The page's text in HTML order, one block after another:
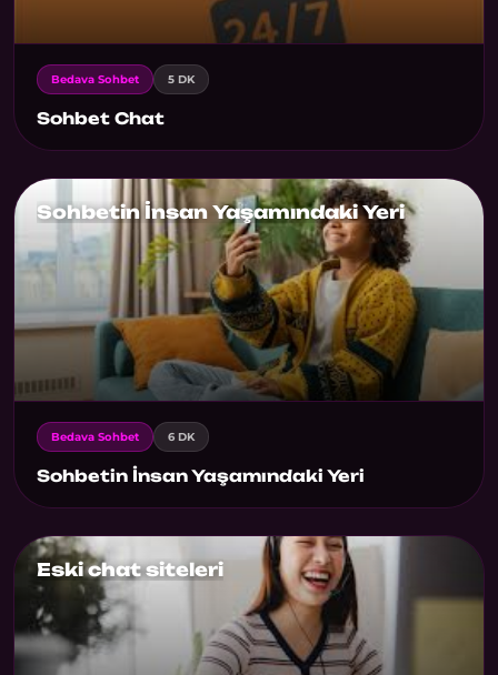
Bedava Sohbet 5 DK
Sohbet Chat
Sohbetin İnsan Yaşamındaki Yeri
Bedava Sohbet 6 DK
Sohbetin İnsan Yaşamındaki Yeri
Eski chat siteleri